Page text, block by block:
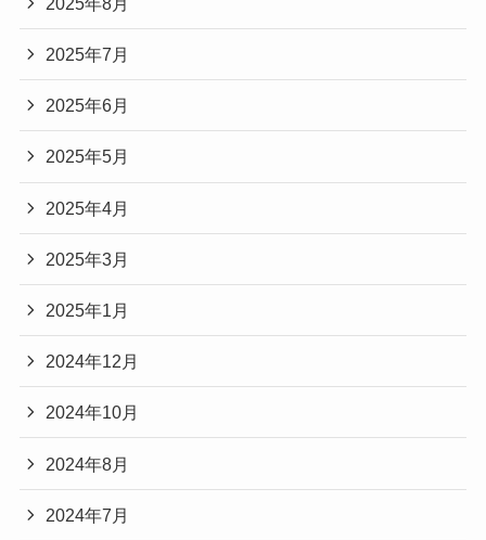
2025年7月
2025年6月
2025年5月
2025年4月
2025年3月
2025年1月
2024年12月
2024年10月
2024年8月
2024年7月